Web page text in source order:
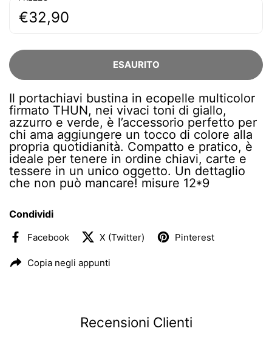
€32,90
ESAURITO
Il portachiavi bustina in ecopelle multicolor
firmato THUN, nei vivaci toni di giallo,
azzurro e verde, è l’accessorio perfetto per
chi ama aggiungere un tocco di colore alla
propria quotidianità. Compatto e pratico, è
ideale per tenere in ordine chiavi, carte e
tessere in un unico oggetto. Un dettaglio
che non può mancare! misure 12*9
Condividi
Facebook X (Twitter) Pinterest
Copia negli appunti
Recensioni Clienti